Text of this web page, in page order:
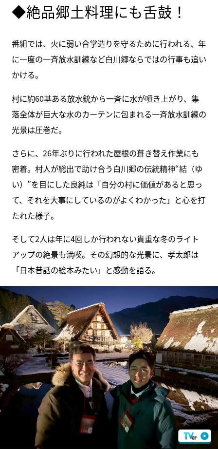
◆絶品郷土料理にも舌鼓！
番組では、火に弱い合掌造りを守るために行われる、年
に一度の一斉放水訓練など白川郷ならではの行事も追い
かける。
村に約60基ある放水銃から一斉に水が噴き上がり、集
落全体が巨大な水のカーテンに包まれる一斉放水訓練の
光景は圧巻だ。
さらに、26年ぶりに行われた屋根の葺き替え作業にも
密着。村人が総出で助け合う白川郷の伝統精神“結（ゆ
い）”を目にした良純は「自分の村に価値があると思っ
て、それを大事にしているのがよくわかった」と心を打
たれた様子。
そして2人は年に4回しか行われない貴重な冬のライト
アップの絶景も満喫。その幻想的な光景に、孝太郎は
「日本昔話の絵本みたい」と感動を語る。